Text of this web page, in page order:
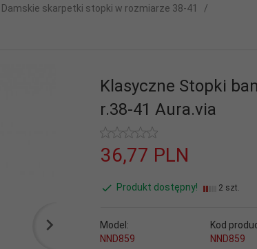
Damskie skarpetki stopki w rozmiarze 38-41
Klasyczne Stopki
r.38-41 Aura.via
36,77 PLN
Produkt dostępny! 2 szt.
Model:
NND859
Kod
NND859